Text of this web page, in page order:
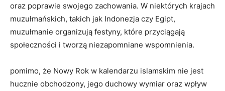
oraz poprawie swojego zachowania. W niektórych krajach
muzułmańskich, takich jak Indonezja czy Egipt,
muzułmanie organizują festyny, które przyciągają
społeczności i tworzą niezapomniane wspomnienia.
pomimo, że Nowy Rok w kalendarzu islamskim nie jest
hucznie obchodzony, jego duchowy wymiar oraz wpływ